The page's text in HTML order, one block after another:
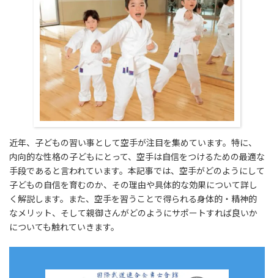
近年、子どもの習い事として空手が注目を集めています。特に、
内向的な性格の子どもにとって、空手は自信をつけるための最適な
手段であると言われています。本記事では、空手がどのようにして
子どもの自信を育むのか、その理由や具体的な効果について詳し
く解説します。また、空手を習うことで得られる身体的・精神的
なメリット、そして親御さんがどのようにサポートすれば良いか
についても触れていきます。